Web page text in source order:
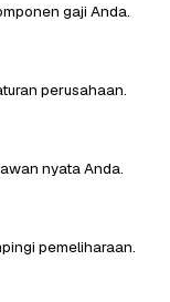
gaji Anda.
perusahaan.
nyata Anda.
pemeliharaan.